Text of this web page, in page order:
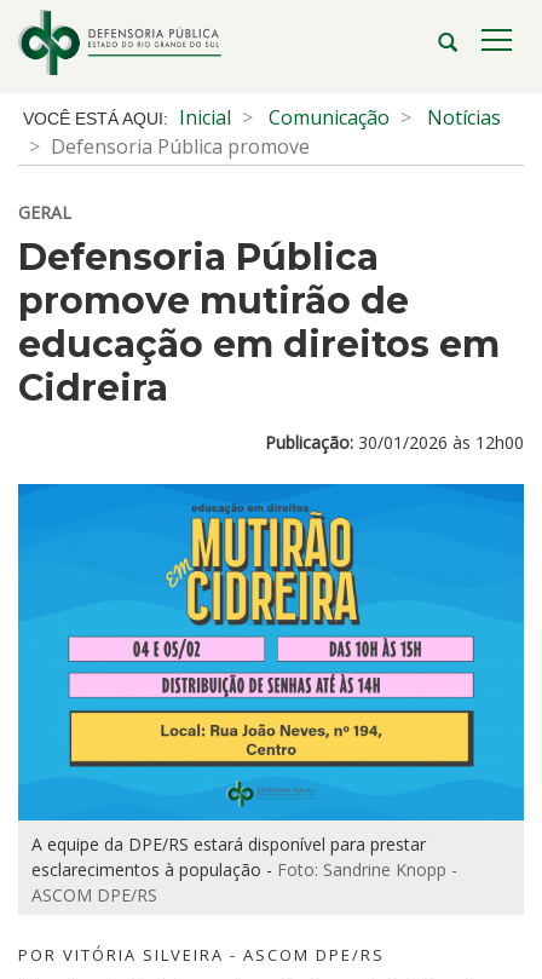
para
para
menu
para
busca
Abrir
Início
conteúdo
Inicial Comunicação
Notícias
Defensoria Pública promove
GERAL
Defensoria Pública
promove mutirão de
educação em direitos em
Cidreira
Publicação: 30/01/2026 às 12h00
A equipe da DPE/RS estará disponível para prestar
esclarecimentos à população - Foto: Sandrine Knopp -
ASCOM DPE/RS
POR VITÓRIA SILVEIRA - ASCOM DPE/RS